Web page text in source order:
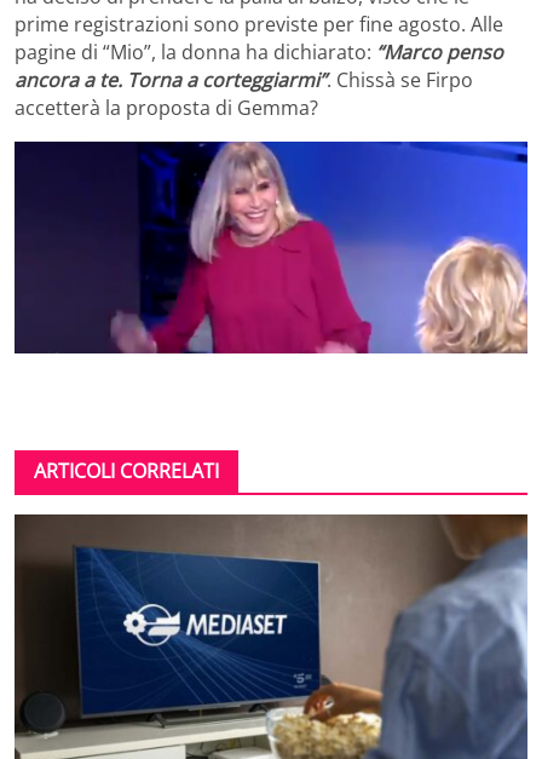
prime registrazioni sono previste per fine agosto. Alle
pagine di “Mio”, la donna ha dichiarato: “Marco penso
ancora a te. Torna a corteggiarmi”. Chissà se Firpo
accetterà la proposta di Gemma?
ARTICOLI CORRELATI